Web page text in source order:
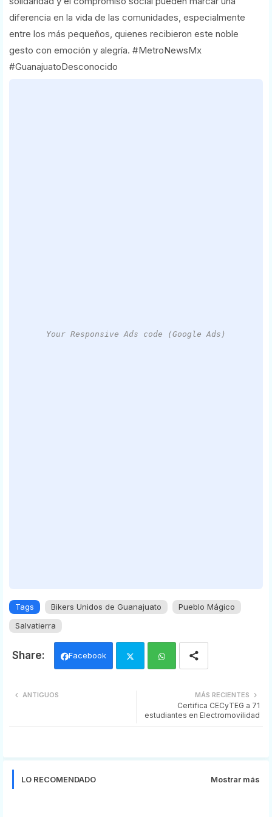
diferencia en la vida de las comunidades, especialmente
entre los más pequeños, quienes recibieron este noble
gesto con emoción y alegría. #MetroNewsMx
#GuanajuatoDesconocido
Your Responsive Ads code (Google Ads)
Tags Bikers Unidos de Guanajuato
Pueblo Mágico
Salvatierra
Facebook
MÁS RECIENTES
Certifica CECyTEG a 71
estudiantes en Electromovilidad
ANTIGUOS
LO RECOMENDADO Mostrar más